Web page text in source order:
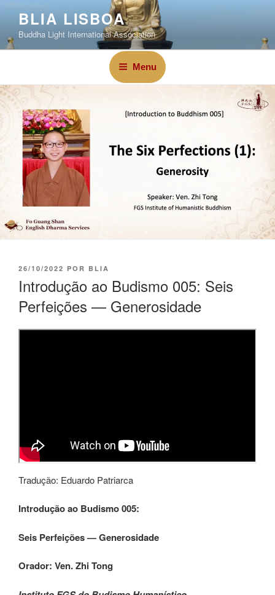
BLIA LISBOA
Buddha Light International Association
Menu
26/10/2022 POR BLIA
Introdução ao Budismo 005: Seis
Perfeições — Generosidade
Tradução: Eduardo Patriarca
Introdução ao Budismo 005:
Seis Perfeições — Generosidade
Orador: Ven. Zhi Tong